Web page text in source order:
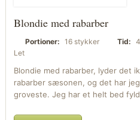
Blondie med rabarber
Portioner: 16 stykker Tid:
Let
Blondie med rabarber, lyder det
rabarber sæsonen, og det har
groveste. Jeg har et helt bed